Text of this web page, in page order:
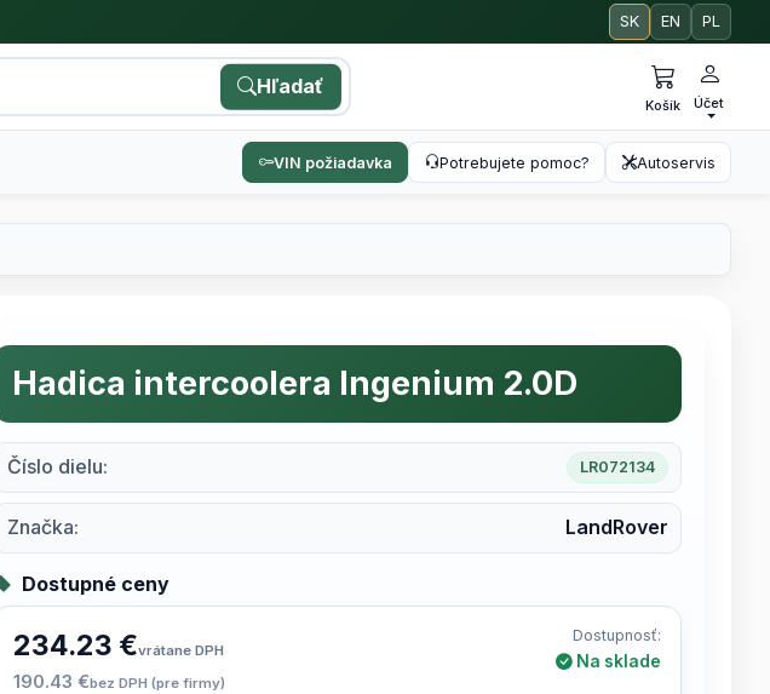
SK EN PL
Hľadať
Košík Účet
VIN požiadavka Potrebujete pomoc? Autoservis
Hadica intercoolera Ingenium 2.0D
Číslo dielu: LR072134
Značka: LandRover
Dostupné ceny
234.23 €vrátane DPH
190.43 €bez DPH (pre firmy)
Dostupnosť:
Na sklade